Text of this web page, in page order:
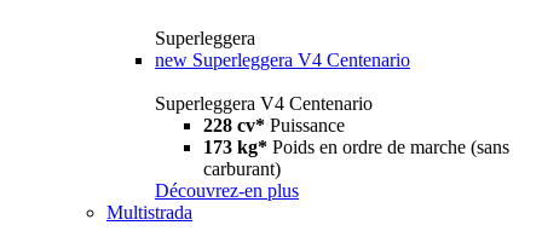
Superleggera
new Superleggera V4 Centenario
Superleggera V4 Centenario
228 cv* Puissance
173 kg* Poids en ordre de marche (sans
carburant)
Découvrez-en plus
Multistrada